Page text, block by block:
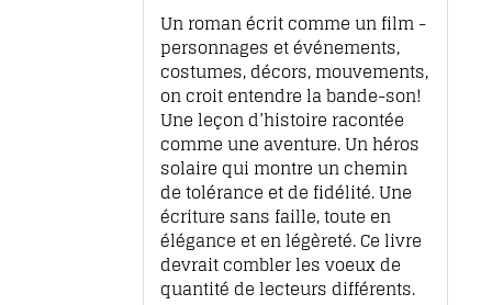
Un roman écrit comme un film -
personnages et événements,
costumes, décors, mouvements,
on croit entendre la bande-son!
Une leçon d’histoire racontée
comme une aventure. Un héros
solaire qui montre un chemin
de tolérance et de fidélité. Une
écriture sans faille, toute en
élégance et en légèreté. Ce livre
devrait combler les voeux de
quantité de lecteurs différents.